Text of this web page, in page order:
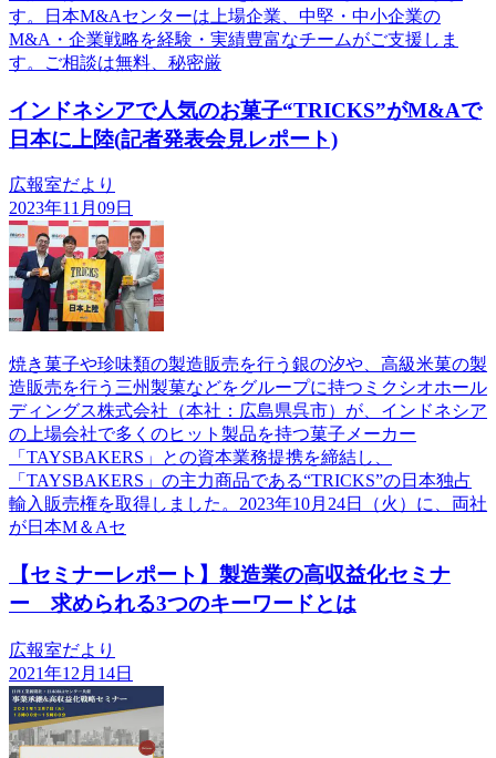
す。日本M&Aセンターは上場企業、中堅・中小企業の
M&A・企業戦略を経験・実績豊富なチームがご支援しま
す。ご相談は無料、秘密厳
インドネシアで人気のお菓子“TRICKS”がM&Aで
日本に上陸(記者発表会見レポート)
広報室だより
2023年11月09日
焼き菓子や珍味類の製造販売を行う銀の汐や、高級米菓の製
造販売を行う三州製菓などをグループに持つミクシオホール
ディングス株式会社（本社：広島県呉市）が、インドネシア
の上場会社で多くのヒット製品を持つ菓子メーカー
「TAYSBAKERS」との資本業務提携を締結し、
「TAYSBAKERS」の主力商品である“TRICKS”の日本独占
輸入販売権を取得しました。2023年10月24日（火）に、両社
が日本M＆Aセ
【セミナーレポート】製造業の高収益化セミナ
ー 求められる3つのキーワードとは
広報室だより
2021年12月14日